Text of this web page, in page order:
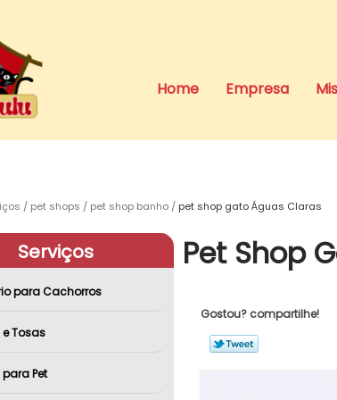
Home Empresa
pet shops pet shop banho pet shop gato Águas Claras
Serviços
para Cachorros
Tosas
Pet
Pet Shop
Gostou? compartilhe!